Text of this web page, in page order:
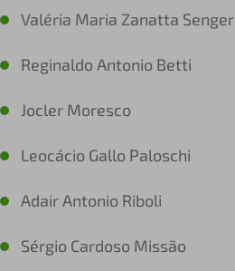
Valéria Maria Zanatta Senger
Reginaldo Antonio Betti
Jocler Moresco
Leocácio Gallo Paloschi
Adair Antonio Riboli
Sérgio Cardoso Missão